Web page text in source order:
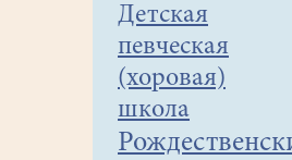
Детская
певческая
(хоровая)
школа